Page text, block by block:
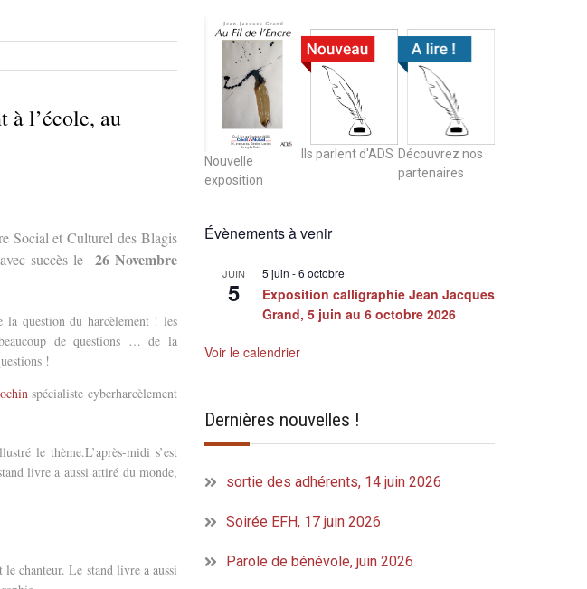
à l’école, au
Social et Culturel des Blagis
succès le 26 Novembre
la question du harcèlement ! les
de questions … de la
!
spécialiste cyberharcèlement
le thème.L’après-midi s’est
livre a aussi attiré du monde,
le chanteur. Le stand livre a aussi
Nouvelle
exposition
Ils parlent d'ADS Découvrez nos
partenaires
Évènements à venir
JUIN
5
5 juin -6 octobre
Exposition calligraphie Jean Jacques
Grand, 5 juin au 6 octobre 2026
Voir le calendrier
Dernières nouvelles !
sortie des adhérents, 14 juin 2026
Soirée EFH, 17 juin 2026
Parole de bénévole, juin 2026